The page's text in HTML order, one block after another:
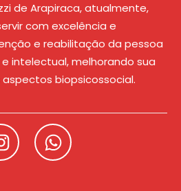
de Arapiraca, atualmente,
com excelência e
e reabilitação da pessoa
intelectual, melhorando sua
biopsicossocial.